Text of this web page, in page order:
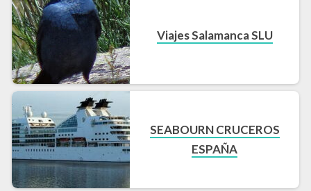
Viajes Salamanca SLU
SEABOURN CRUCEROS
ESPAÑA